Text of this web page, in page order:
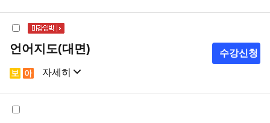
샘플강의 강의계획서
언어지도(대면)
자세히
샘플강의 강의계획서
수강신청